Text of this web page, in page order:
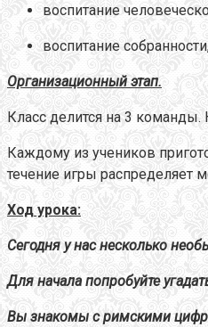
воспитание
воспитание
Организационный этап.
Класс делится на 3 команды.
Каждому из учеников
течение игры распределяет
Ход урока:
Сегодня у нас несколько
Для начала попробуйте
Вы знакомы с римскими